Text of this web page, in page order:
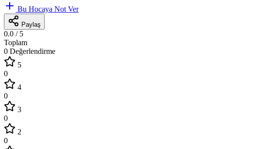
Bu Hocaya Not Ver
Paylaş
0.0 / 5
Toplam
0 Değerlendirme
5
0
4
0
3
0
2
0